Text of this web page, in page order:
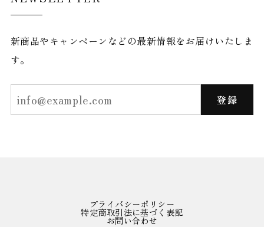
新商品やキャンペーンなどの最新情報をお届けいたしま
す。
登録
プライバシーポリシー
特定商取引法に基づく表記
お問い合わせ